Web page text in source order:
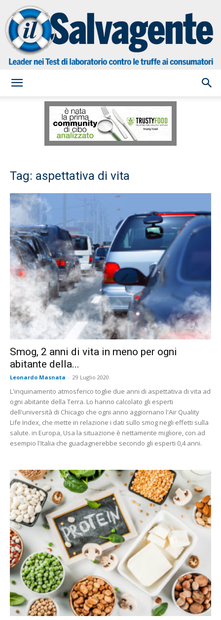
Salvagente
Tag: aspettativa di vita
Smog, 2 anni di vita in meno per ogni
abitante della...
Leonardo Masnata - 29 Luglio 2020
L'inquinamento atmosferico toglie due anni di aspettativa di vita ad
ogni abitante della Terra. Lo hanno calcolato gli esperti
dell'università di Chicago che ogni anno aggiornano l'Air Quality
Life Index, che mette in relazione i dati sullo smog negli effetti sulla
salute. in Europa, Usa la situazione è nettamente migliore, con ad
esempio l'Italia che guadagnerebbe secondo gli esperti 0,4 anni.